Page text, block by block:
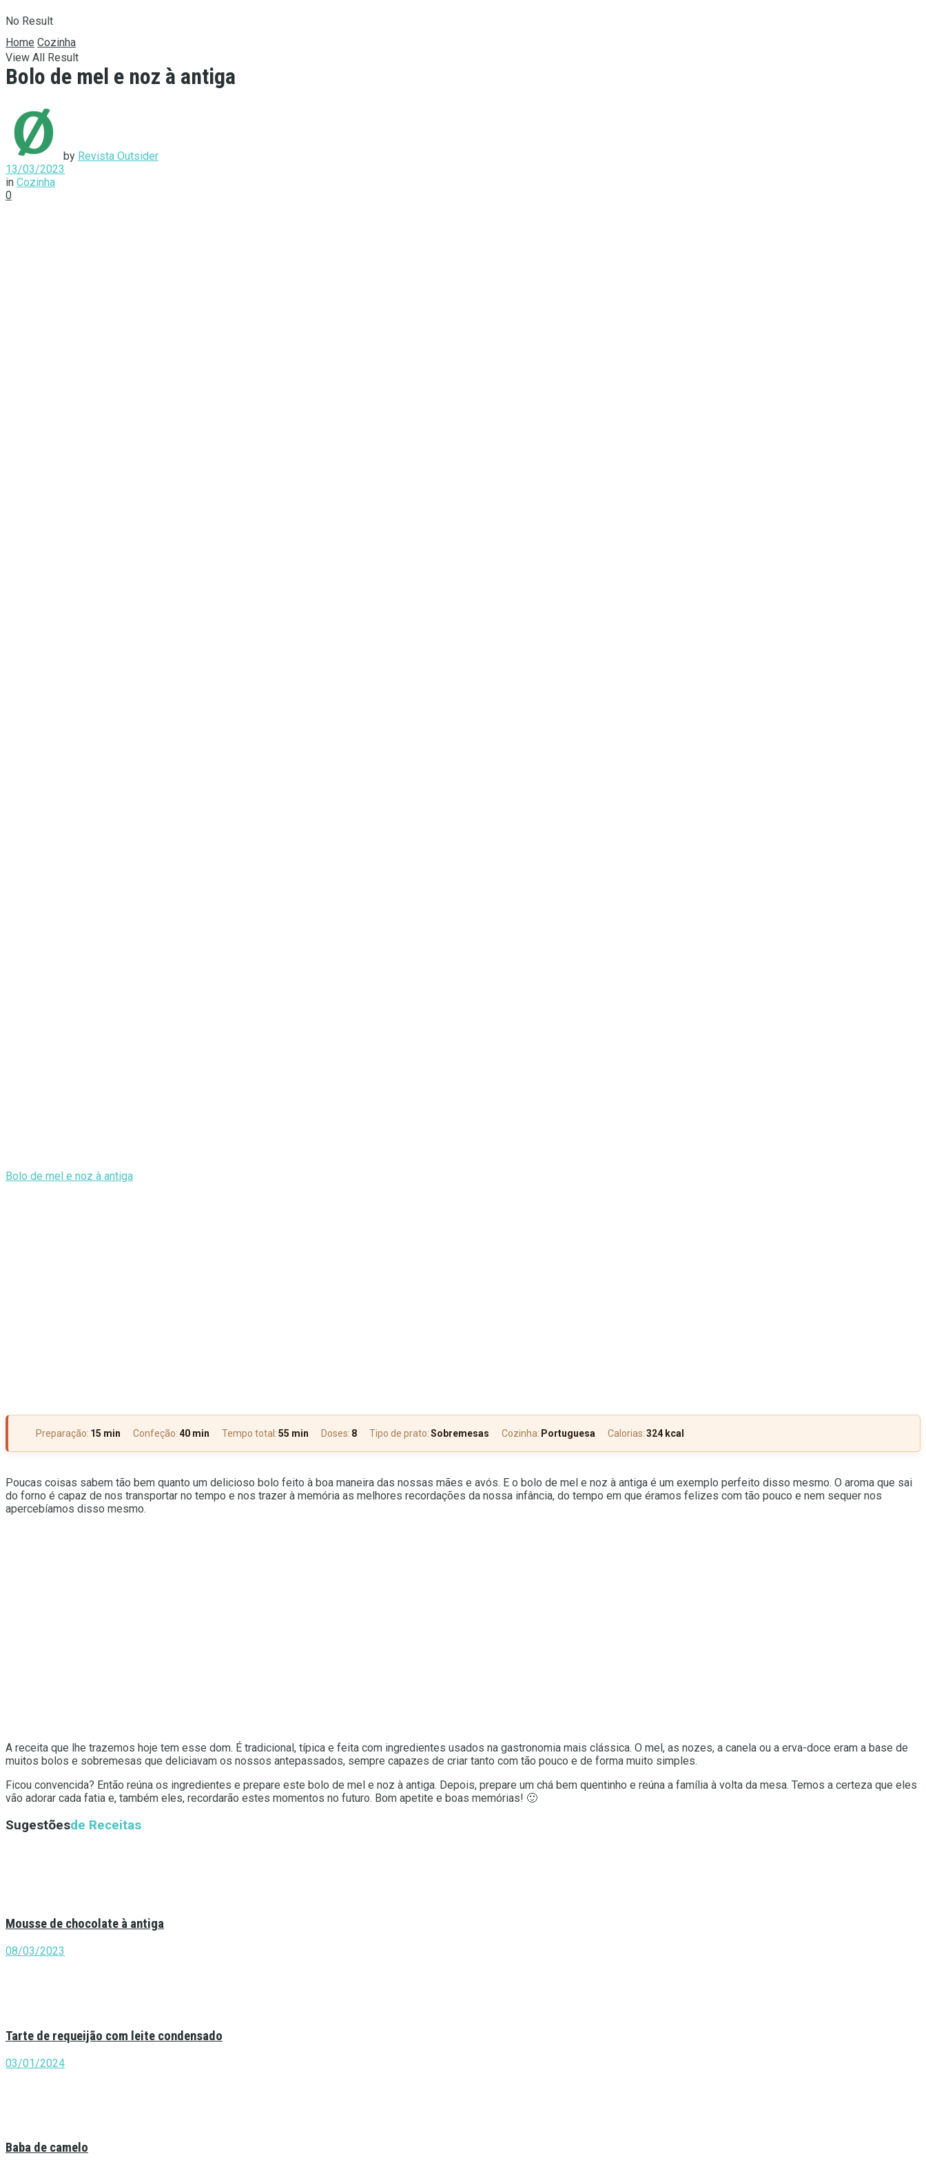
No Result
View All Result
Home Cozinha
Bolo de mel e noz à antiga
by Revista Outsider
13/03/2023
in Cozinha
0
Bolo de mel e noz à antiga
Preparação: 15 min Confeção:40 min Tempo total:55 min Doses: 8 Tipo de prato:Sobremesas Cozinha: Portuguesa Calorias:324 kcal
Poucas coisas sabem tão bem quanto um delicioso bolo feito à boa maneira das nossas mães e avós. E o bolo de mel e noz à antiga é um exemplo perfeito disso mesmo. O aroma que sai
do forno é capaz de nos transportar no tempo e nos trazer à memória as melhores recordações da nossa infância, do tempo em que éramos felizes com tão pouco e nem sequer nos
apercebíamos disso mesmo.
A receita que lhe trazemos hoje tem esse dom. É tradicional, típica e feita com ingredientes usados na gastronomia mais clássica. O mel, as nozes, a canela ou a erva-doce eram a base de
muitos bolos e sobremesas que deliciavam os nossos antepassados, sempre capazes de criar tanto com tão pouco e de forma muito simples.
Ficou convencida? Então reúna os ingredientes e prepare este bolo de mel e noz à antiga. Depois, prepare um chá bem quentinho e reúna a família à volta da mesa. Temos a certeza que eles
vão adorar cada fatia e, também eles, recordarão estes momentos no futuro. Bom apetite e boas memórias! 🙂
Sugestõesde Receitas
Mousse de chocolate à antiga
08/03/2023
Tarte de requeijão com leite condensado
03/01/2024
Baba de camelo